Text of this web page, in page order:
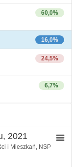
60,0%
16,0%
24,5%
6,7%
2021
i Mieszkań, NSP